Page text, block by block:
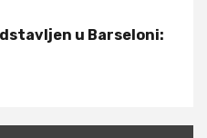
u Barseloni: